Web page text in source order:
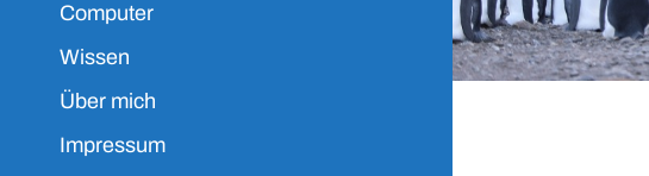
Computer
Wissen
Über mich
Impressum